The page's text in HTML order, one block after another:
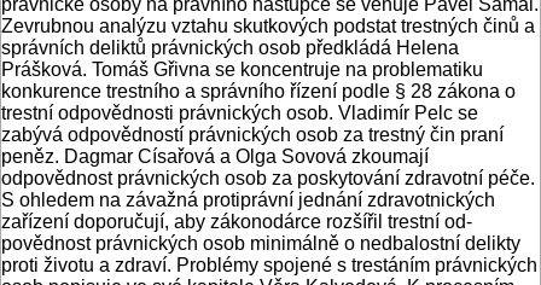
právnické osoby na právního nástupce se věnuje Pavel Šámal.
Zevrubnou analýzu vztahu skutko­vých podstat trestných činů a
správních deliktů právnických osob předkládá He­lena
Prášková. Tomáš Gřivna se kon­centruje na problematiku
konkurence trestního a správního řízení podle § 28 zákona o
trestní odpovědnosti právnic­kých osob. Vladimír Pelc se
zabývá od­povědností právnických osob za trestný čin praní
peněz. Dagmar Císařová a Ol­ga Sovová zkoumají
odpovědnost práv­nických osob za poskytování zdravotní péče.
S ohledem na závažná protiprávní jednání zdravotnických
zařízení doporu­čují, aby zákonodárce rozšířil trestní od­
povědnost právnických osob minimálně o nedbalostní delikty
proti životu a zdra­ví. Problémy spojené s trestáním práv­nických